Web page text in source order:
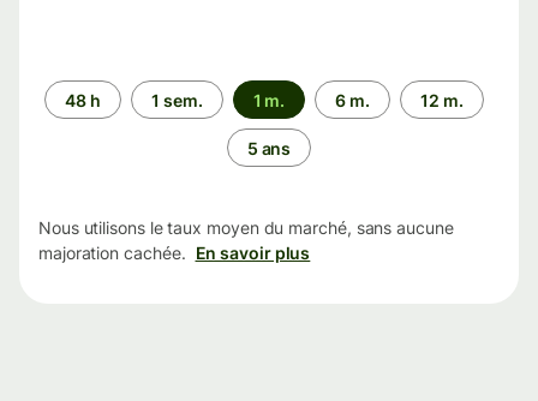
Période
48 h 1 sem. 1 m. 6 m. 12 m.
5 ans
Nous utilisons le taux moyen du marché, sans aucune
majoration cachée. En savoir plus